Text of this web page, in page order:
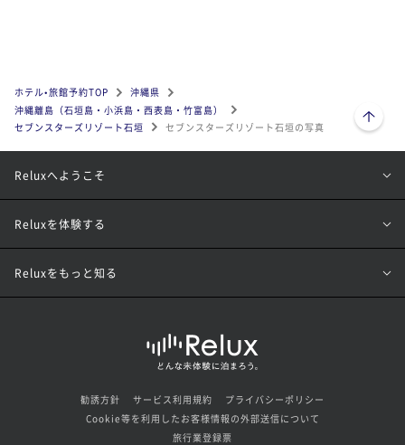
ホテル•旅館予約TOP
沖縄県
沖縄離島（石垣島・小浜島・西表島・竹富島）
セブンスターズリゾート石垣
セブンスターズリゾート石垣の写真
ページトップへ
Reluxへようこそ
Reluxを体験する
Reluxをもっと知る
勧誘方針 サービス利用規約
プライバシーポリシー
Cookie等を利用したお客様情報の外部送信について
旅行業登録票